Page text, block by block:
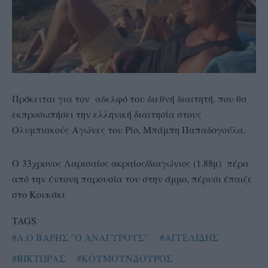
Πρόκειται για τον αδελφό του διεθνή διαιτητή, που θα
εκπροσωπήσει την ελληνική διαιτησία στους
Ολυμπιακούς Αγώνες του Ρίο, Μπάμπη Παπαδογούλα.
Ο 33χρονος Λαρισαίος ακραίος/διαγώνιος (1.88μ) πέρα
από την έντονη παρουσία του στην άμμο, πέρυσι έπαιζε
στο Κουκάκι
TAGS
#Α.Ο ΒΑΡΗΣ "Ο ΑΝΑΓΥΡΟΥΣ"
#ΑΓΓΕΛΙΔΗΣ
#ΒΙΚΤΩΡΑΣ
#ΚΟΥΜΟΥΝΔΟΥΡΟΣ